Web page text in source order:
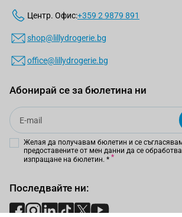
Центр. Офис:+359 2 9879 891
shop@lillydrogerie.bg
office@lillydrogerie.bg
Абонирай се за бюлетина ни
Email
Желая да получавам бюлетин и се
предоставените от мен данни да се
изпращане на бюлетин. *
Последвайте ни: